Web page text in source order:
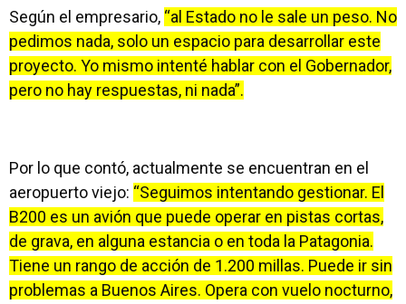
Según el empresario, “al Estado no le sale un peso. No
pedimos nada, solo un espacio para desarrollar este
proyecto. Yo mismo intenté hablar con el Gobernador,
pero no hay respuestas, ni nada”.
Por lo que contó, actualmente se encuentran en el
aeropuerto viejo: “Seguimos intentando gestionar. El
B200 es un avión que puede operar en pistas cortas,
de grava, en alguna estancia o en toda la Patagonia.
Tiene un rango de acción de 1.200 millas. Puede ir sin
problemas a Buenos Aires. Opera con vuelo nocturno,